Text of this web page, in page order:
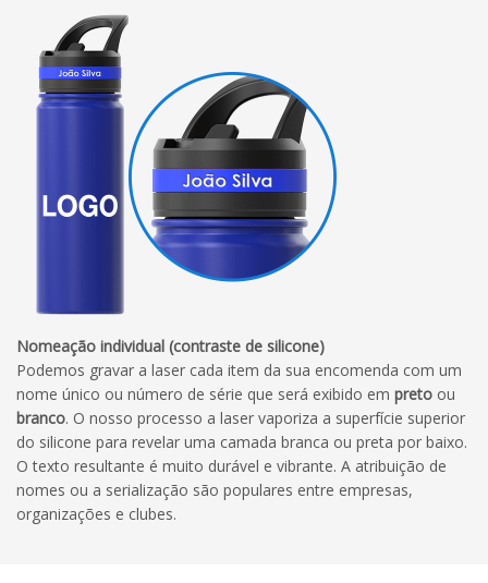
Nomeação individual (contraste de silicone)
Podemos gravar a laser cada item da sua encomenda com um
nome único ou número de série que será exibido em preto ou
branco. O nosso processo a laser vaporiza a superfície superior
do silicone para revelar uma camada branca ou preta por baixo.
O texto resultante é muito durável e vibrante. A atribuição de
nomes ou a serialização são populares entre empresas,
organizações e clubes.